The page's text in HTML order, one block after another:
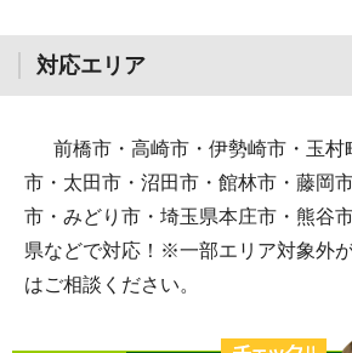
対応エリア
前橋市・高崎市・伊勢崎市・玉村
市・太田市・沼田市・館林市・藤岡
市・みどり市・埼玉県本庄市・熊谷
県などで対応！※一部エリア対象外
はご相談ください。